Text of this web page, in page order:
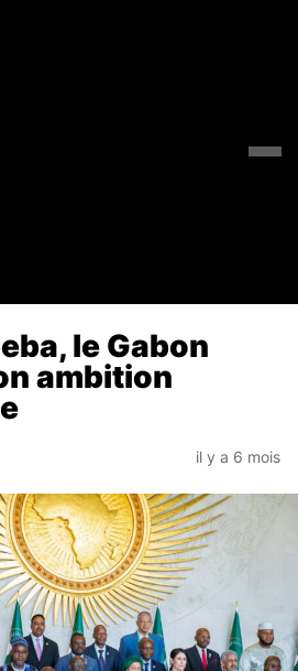
le Gabon
ambition
il y a 6 mois